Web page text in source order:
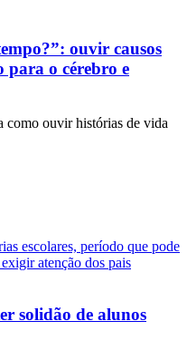
ouvir causos
para o cérebro e
como ouvir histórias de vida
solidão de alunos